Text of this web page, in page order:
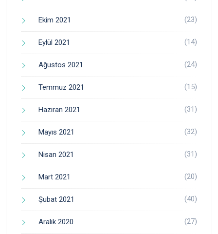
Ekim 2021 (23)
Eylül 2021 (14)
Ağustos 2021 (24)
Temmuz 2021 (15)
Haziran 2021 (31)
Mayıs 2021 (32)
Nisan 2021 (31)
Mart 2021 (20)
Şubat 2021 (40)
Aralık 2020 (27)